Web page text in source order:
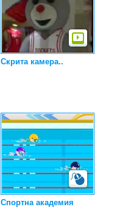
Скрита камера..
Спортна академия